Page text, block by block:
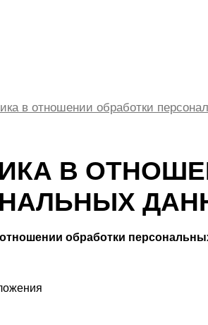
в отношении обработки
В
обработки